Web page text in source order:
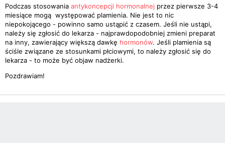
Podczas stosowania antykoncepcji hormonalnej przez pierwsze 3-4
miesiące mogą występować plamienia. Nie jest to nic
niepokojącego - powinno samo ustąpić z czasem. Jeśli nie ustąpi,
należy się zgłosić do lekarza - najprawdopodobniej zmieni preparat
na inny, zawierający większą dawkę hormonów. Jeśli plamienia są
ściśle związane ze stosunkami płciowymi, to należy zgłosić się do
lekarza - to może być objaw nadżerki.
Pozdrawiam!